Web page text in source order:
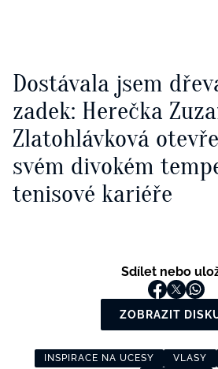
Dostávala jsem
zadek: Herečka
Zlatohlávková
svém divokém
tenisové kariéře
Sdílet nebo
ZOBRAZIT
INSPIRACE NA UCESY VLASY